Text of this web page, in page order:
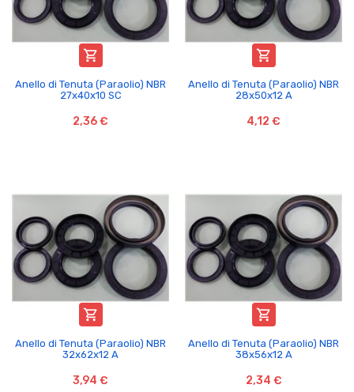

Anello di Tenuta (Paraolio) NBR
27x40x10 SC
2,36 €

Anello di Tenuta (Paraolio) NBR
28x50x12 A
4,12 €

Anello di Tenuta (Paraolio) NBR
32x62x12 A
3,94 €

Anello di Tenuta (Paraolio) NBR
38x56x12 A
2,34 €